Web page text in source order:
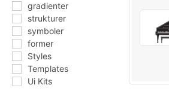
gradienter
strukturer
symboler
former
Styles
Templates
Ui Kits